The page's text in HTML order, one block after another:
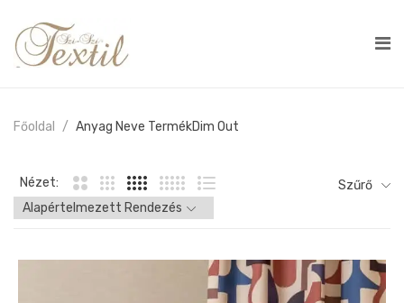
Főoldal Anyag Neve TermékDim Out
Nézet: Szűrő